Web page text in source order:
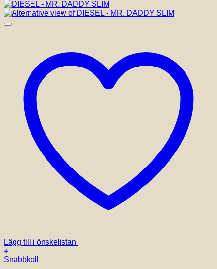
Lägg till i önskelistan!
+
Snabbkoll